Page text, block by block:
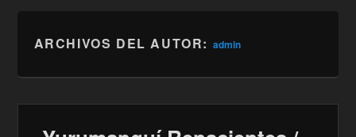
ARCHIVOS DEL AUTOR: admin